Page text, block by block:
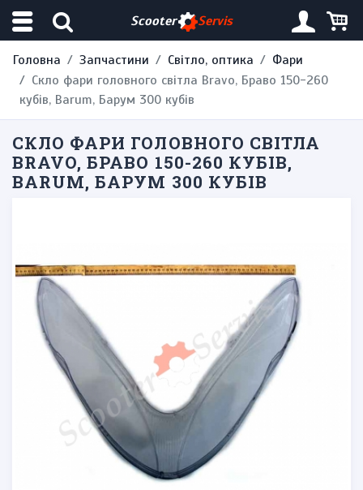
Scooter Servis
Головна Запчастини Світло, оптика
Фари
Скло фари головного світла Bravo, Браво 150-260
кубів, Barum, Барум 300 кубів
СКЛО ФАРИ ГОЛОВНОГО СВІТЛА
BRAVO, БРАВО 150-260 КУБІВ,
BARUM, БАРУМ 300 КУБІВ